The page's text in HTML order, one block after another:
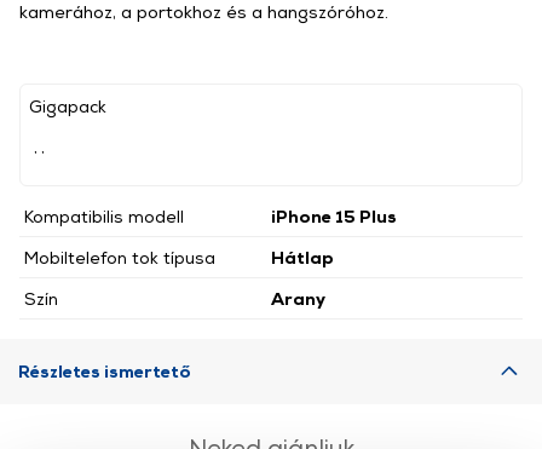
Gigapack
Kompatibilis modell
iPhone 15 Plus
Mobiltelefon tok típusa
Hátlap
Szín
Arany
kamerához, a portokhoz és a hangszóróhoz.
Részletes ismertető